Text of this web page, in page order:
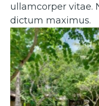
ullamcorper vitae.
dictum maximus.